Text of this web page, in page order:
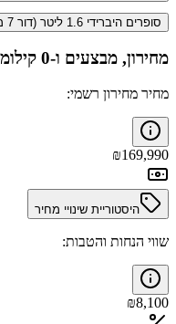
סופרים היברידי 1.6 ליטר (דור 7 מתיחת פנים)
מחירון, מבצעים ו-0 קילומטר
מחיר מחירון רשמי:
₪169,990
היסטוריית שינויי מחיר
שווי הנחות והטבות:
₪8,100